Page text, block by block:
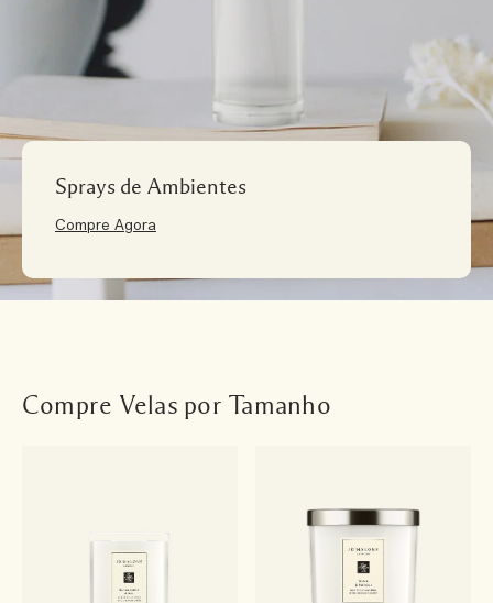
Sprays de Ambientes
Compre Agora
Compre Velas por Tamanho